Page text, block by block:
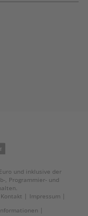
und inklusive der
, Programmier- und
Kontakt
Impressum